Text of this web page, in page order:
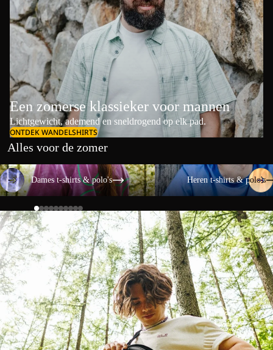
Een zomerse klassieker voor mannen
Lichtgewicht, ademend en sneldrogend op elk pad.
ONTDEK WANDELSHIRTS
Alles voor de zomer
Dames t-shirts & polo's
Dames t-shirts & polo's
Heren t-shirts & polo's
Heren t-shirts & polo's